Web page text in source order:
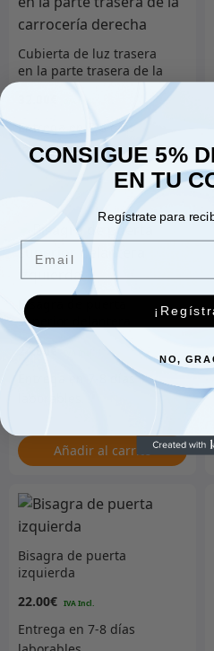
Cubierta de luz trasera
en la parte trasera de la
carrocería derecha
Añadir al carrito
Bisagra de puerta
superior delantera
izquierda
24.00€
Añadir al carrito
Bisagra de puerta
izquierda
22.00€
CONSIGUE 5%
EN TU
Regístrate para
NO,